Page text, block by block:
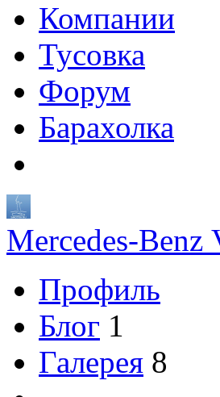
Компании
Тусовка
Форум
Барахолка
Mercedes-Benz
Профиль
Блог 1
Галерея 8